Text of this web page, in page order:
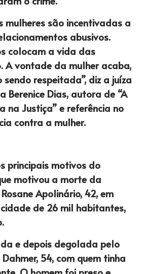
mulheres são incentivadas a
abusivos.
colocam a vida das
A vontade da mulher acaba,
sendo respeitada”, diz a juíza
Berenice Dias, autora de “A
na Justiça” e referência no
contra a mulher.
principais motivos do
motivou a morte da
Apolinário, 42, em
cidade de 26 mil habitantes,
e depois degolada pelo
54, com quem tinha